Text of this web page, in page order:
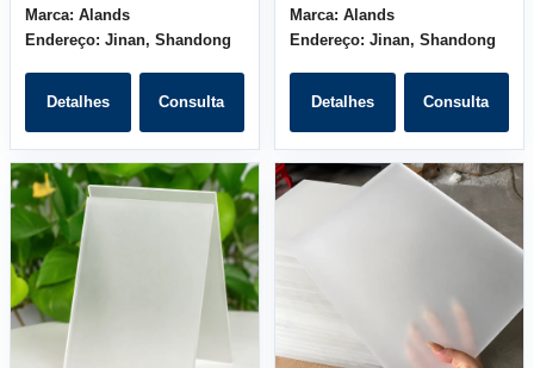
Marca: Alands
Endereço: Jinan, Shandong
Detalhes Consulta
Marca: Alands
Endereço: Jinan, Shandong
Detalhes Consulta